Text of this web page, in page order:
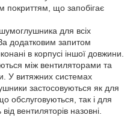
покриттям, що запобігає
для всіх
додатковим запитом
в корпусі іншої довжини.
між вентиляторами та
У витяжних системах
застосовуються як для
обслуговуються, так і для
вентиляторів назовні.